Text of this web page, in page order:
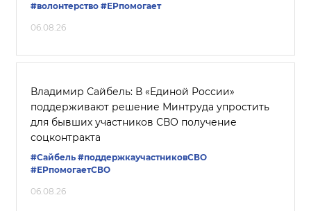
#волонтерство #ЕРпомогает
06.08.26
Владимир Сайбель: В «Единой России»
поддерживают решение Минтруда упростить
для бывших участников СВО получение
соцконтракта
#Сайбель #поддержкаучастниковСВО
#ЕРпомогаетСВО
06.08.26